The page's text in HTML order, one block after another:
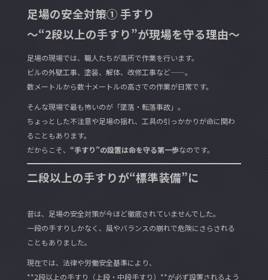
足場の安全対策① 手すり
～“2段以上の手すり”が現場を守る理由～
足場の現場では、職人たちが高所で作業を行います。
ビルの外壁工事、塗装、解体、改修工事など——。
数メートルから数十メートルの高さでの作業が日常です。
そんな現場で最も怖いのが「墜落・転落事故」。
ちょっとした不注意や足場の揺れ、工具の引っかかりが命に関わ
ることもあります。
だからこそ、 “手すり”の設置は命を守る第一歩なのです。
二段以上の手すりが“標準装備”に
昔は、足場の安全対策が今ほど徹底されていませんでした。
一段の手すりしかなく、風やバランスの崩れで危険にさらされる
こともありました。
現在では、法律や労働安全基準により、
**2段以上の手すり（上段・中段手すり）**が必ず設置されるよう